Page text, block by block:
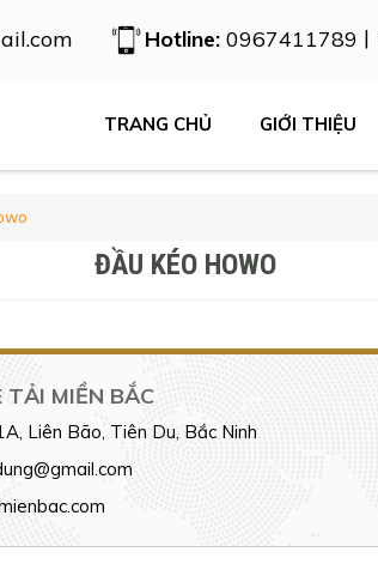
Hotline: 0967411789 |
TRANG CHỦ GIỚI THIỆU
ĐẦU KÉO HOWO
TẢI MIỀN BẮC
Liên Bão, Tiên Du, Bắc Ninh